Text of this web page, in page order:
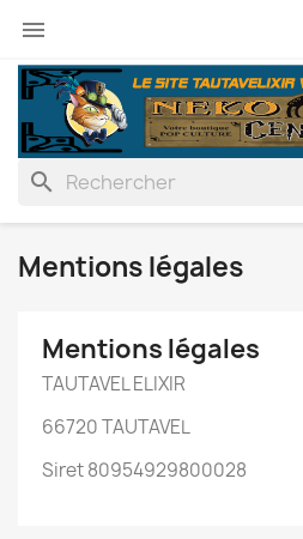

search
Mentions légales
Mentions légales
TAUTAVEL ELIXIR
66720 TAUTAVEL
Siret 80954929800028